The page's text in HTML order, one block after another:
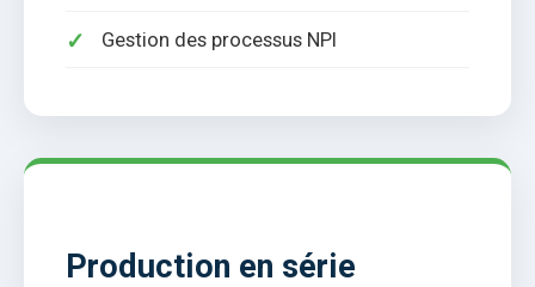
Gestion des processus NPI
Production en série